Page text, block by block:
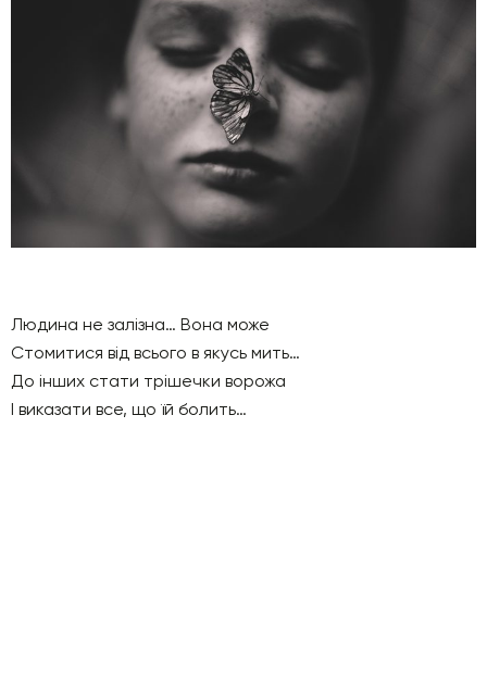
Людина не залізна… Вона може
Стомитися від всього в якусь мить…
До інших стати трішечки ворожа
І виказати все, що їй болить…